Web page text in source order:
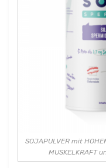
SOJAPULVER mit
MUSKELKRAFT